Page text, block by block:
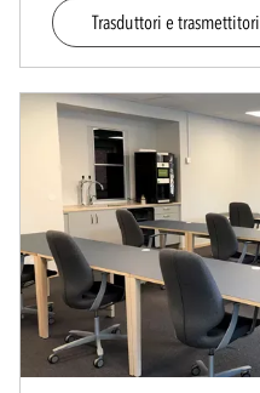
Trasduttori e trasmettitori